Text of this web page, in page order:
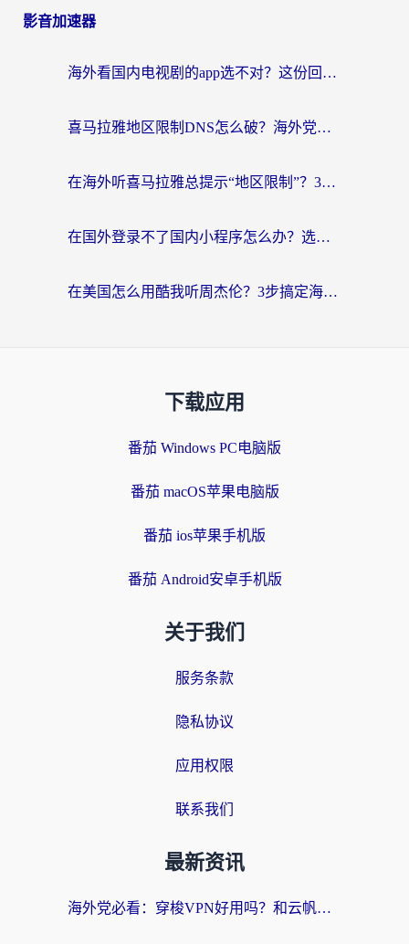
影音加速器
海外看国内电视剧的app选不对？这份回国加速器避坑指南帮你流畅追剧
喜马拉雅地区限制DNS怎么破？海外党听国内音乐听书的终极解决方案
在海外听喜马拉雅总提示“地区限制”？3步轻松解除+听国内音乐全攻略
在国外登录不了国内小程序怎么办？选对回国加速器，轻松解锁国内资源
在美国怎么用酷我听周杰伦？3步搞定海外听歌难题
下载应用
番茄 Windows PC电脑版
番茄 macOS苹果电脑版
番茄 ios苹果手机版
番茄 Android安卓手机版
关于我们
服务条款
隐私协议
应用权限
联系我们
最新资讯
海外党必看：穿梭VPN好用吗？和云帆VPN对比哪个回国效果更好？附真实测评+避坑指南